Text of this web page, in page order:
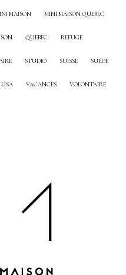
MAISON MINI MAISON QUEBEC
QUEBEC REFUGE
STUDIO SUISSE SUÈDE
USA VACANCES VOLONTAIRE